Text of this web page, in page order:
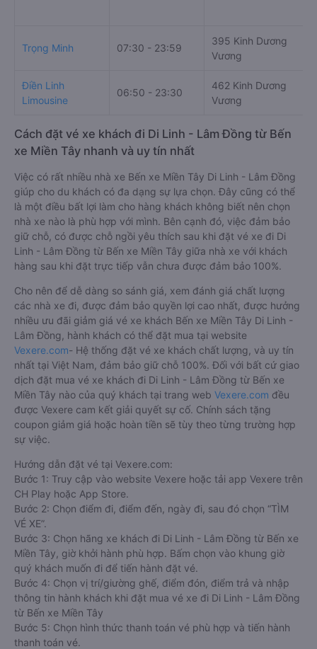
Trọng Minh 07:30 - 23:59
395 Kinh Dương
Vương
Điền Linh
Limousine
06:50 - 23:30
462 Kinh Dương
Vương
Cách đặt vé xe khách đi Di Linh - Lâm Đồng từ Bến
xe Miền Tây nhanh và uy tín nhất
Việc có rất nhiều nhà xe Bến xe Miền Tây Di Linh - Lâm Đồng
giúp cho du khách có đa dạng sự lựa chọn. Đây cũng có thể
là một điều bất lợi làm cho hàng khách không biết nên chọn
nhà xe nào là phù hợp với mình. Bên cạnh đó, việc đảm bảo
giữ chỗ, có được chỗ ngồi yêu thích sau khi đặt vé xe đi Di
Linh - Lâm Đồng từ Bến xe Miền Tây giữa nhà xe với khách
hàng sau khi đặt trực tiếp vẫn chưa được đảm bảo 100%.
Cho nên để dễ dàng so sánh giá, xem đánh giá chất lượng
các nhà xe đi, được đảm bảo quyền lợi cao nhất, được hưởng
nhiều ưu đãi giảm giá vé xe khách Bến xe Miền Tây Di Linh -
Lâm Đồng, hành khách có thể đặt mua tại website
Vexere.com- Hệ thống đặt vé xe khách chất lượng, và uy tín
nhất tại Việt Nam, đảm bảo giữ chỗ 100%. Đối với bất cứ giao
dịch đặt mua vé xe khách đi Di Linh - Lâm Đồng từ Bến xe
Miền Tây nào của quý khách tại trang web Vexere.com đều
được Vexere cam kết giải quyết sự cố. Chính sách tặng
coupon giảm giá hoặc hoàn tiền sẽ tùy theo từng trường hợp
sự việc.
Hướng dẫn đặt vé tại Vexere.com:
Bước 1: Truy cập vào website Vexere hoặc tải app Vexere trên
CH Play hoặc App Store.
Bước 2: Chọn điểm đi, điểm đến, ngày đi, sau đó chọn “TÌM
VÉ XE”.
Bước 3: Chọn hãng xe khách đi Di Linh - Lâm Đồng từ Bến xe
Miền Tây, giờ khởi hành phù hợp. Bấm chọn vào khung giờ
quý khách muốn đi để tiến hành đặt vé.
Bước 4: Chọn vị trí/giường ghế, điểm đón, điểm trả và nhập
thông tin hành khách khi đặt mua vé xe đi Di Linh - Lâm Đồng
từ Bến xe Miền Tây
Bước 5: Chọn hình thức thanh toán vé phù hợp và tiến hành
thanh toán vé.